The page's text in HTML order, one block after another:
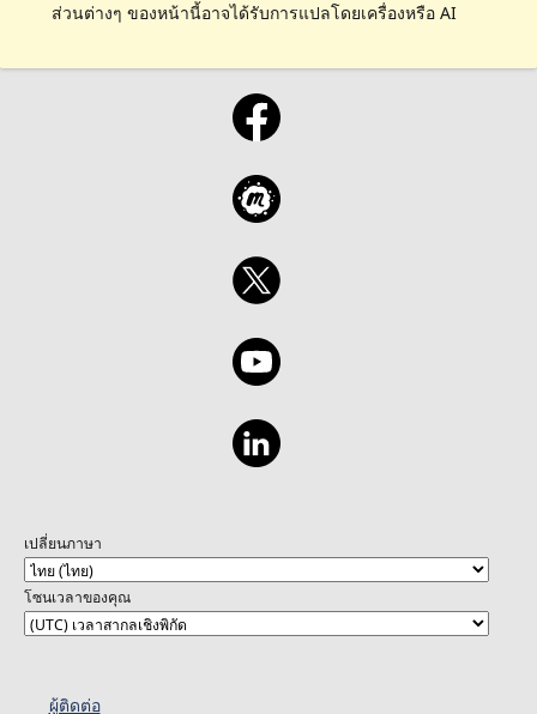
ส่วนต่างๆ ของหน้านี้อาจได้รับการแปลโดยเครื่องหรือ AI
เปลี่ยนภาษา
โซนเวลาของคุณ
ผู้ติดต่อ